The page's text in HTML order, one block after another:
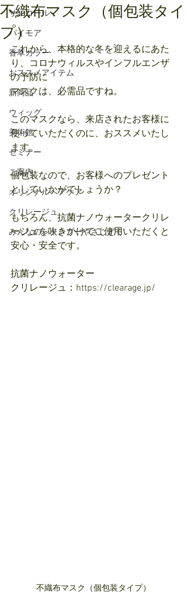
サンコール
パイモア
香草カラー
おススメアイテム
新商品
ウィッグ
美術館
セミナー
ご案内
オリジナルヘアケア
クリレージュ
みんなのシャンプーやさしずく
不織布マスク（個包装タイ
プ）
これから、本格的な冬を迎えるにあた
り、コロナウィルスやインフルエンザ
の予防に
マスクは、必需品ですね。
このマスクなら、来店されたお客様に
使っていただくのに、おススメいたし
ます。
個包装なので、お客様へのプレゼント
としていかがでしょうか？
もちろん、抗菌ナノウォータークリレ
ージュを吹きかけてご使用いただくと
安心・安全です。
抗菌ナノウォーター
クリレージュ：https://clearage.jp/
不織布マスク（個包装タイプ）